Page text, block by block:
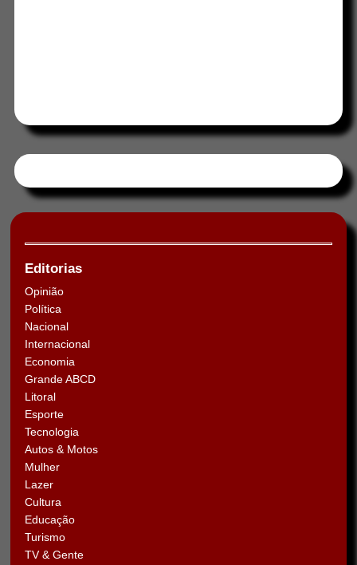
Editorias
Opinião
Política
Nacional
Internacional
Economia
Grande ABCD
Litoral
Esporte
Tecnologia
Autos & Motos
Mulher
Lazer
Cultura
Educação
Turismo
TV & Gente